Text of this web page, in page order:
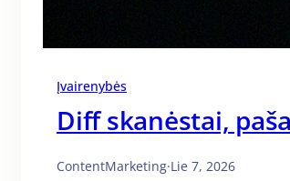
Įvairenybės
Diff skanėstai,
ContentMarketing·Lie 7, 2026